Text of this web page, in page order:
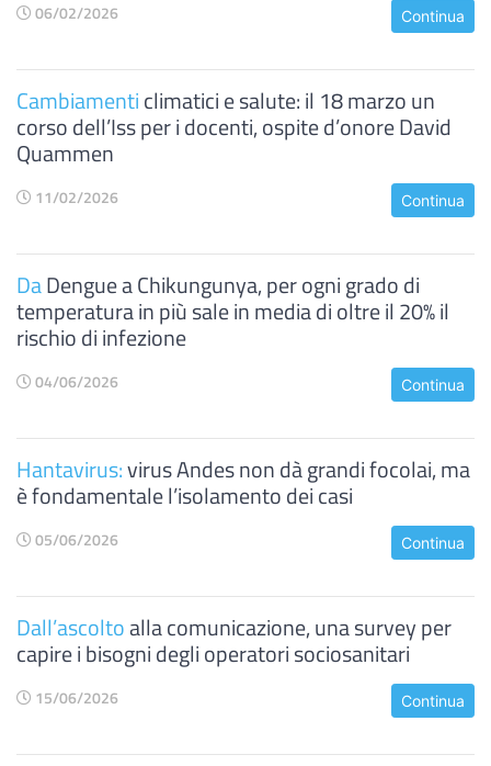
06/02/2026 Continua
Cambiamenticlimatici e salute: il 18 marzo un
corso dell’Iss per i docenti, ospite d’onore David
Quammen
11/02/2026 Continua
DaDengue a Chikungunya, per ogni grado di
temperatura in più sale in media di oltre il 20% il
rischio di infezione
04/06/2026 Continua
Hantavirus:virus Andes non dà grandi focolai, ma
è fondamentale l’isolamento dei casi
05/06/2026 Continua
Dall’ascoltoalla comunicazione, una survey per
capire i bisogni degli operatori sociosanitari
15/06/2026 Continua